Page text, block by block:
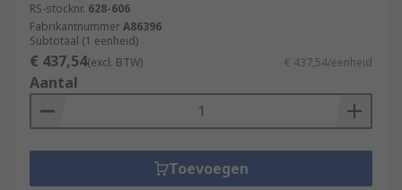
RS-stocknr. 628-606
FabrikantnummerA86396
Subtotaal (1 eenheid)
€ 437,54(excl. BTW) € 437,54/eenheid
Aantal
Toevoegen